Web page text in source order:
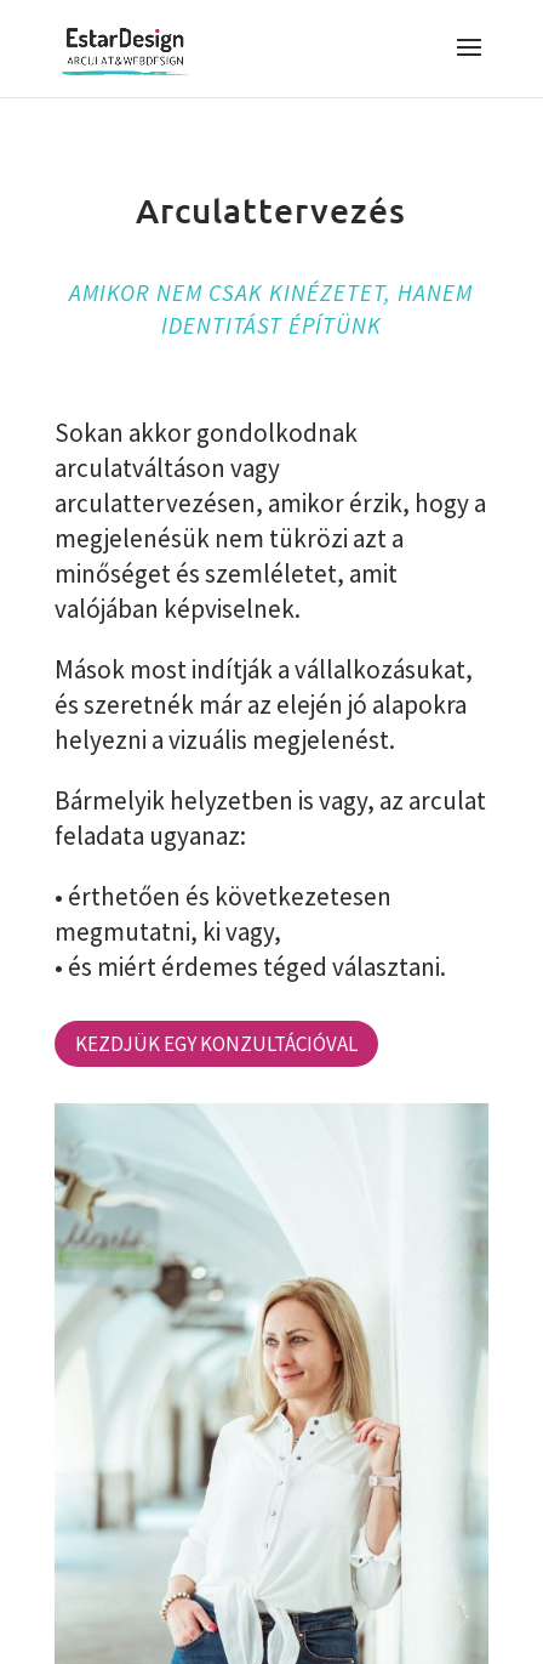
Arculattervezés
AMIKOR NEM CSAK KINÉZETET, HANEM
IDENTITÁST ÉPÍTÜNK
Sokan akkor gondolkodnak
arculatváltáson vagy
arculattervezésen, amikor érzik, hogy a
megjelenésük nem tükrözi azt a
minőséget és szemléletet, amit
valójában képviselnek.
Mások most indítják a vállalkozásukat,
és szeretnék már az elején jó alapokra
helyezni a vizuális megjelenést.
Bármelyik helyzetben is vagy, az arculat
feladata ugyanaz:
• érthetően és következetesen
megmutatni, ki vagy,
• és miért érdemes téged választani.
KEZDJÜK EGY KONZULTÁCIÓVAL